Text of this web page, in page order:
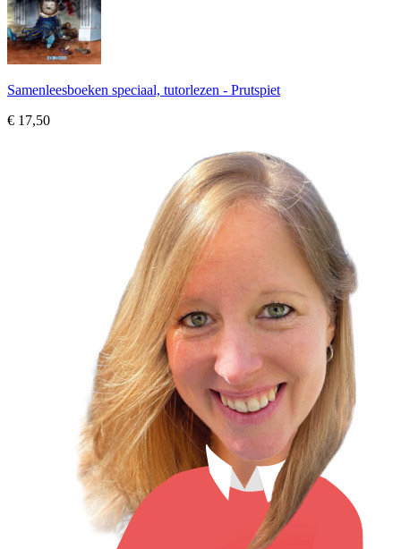
Samenleesboeken speciaal, tutorlezen - Prutspiet
€ 17,50